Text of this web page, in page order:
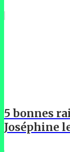
5 bonnes
Joséphine